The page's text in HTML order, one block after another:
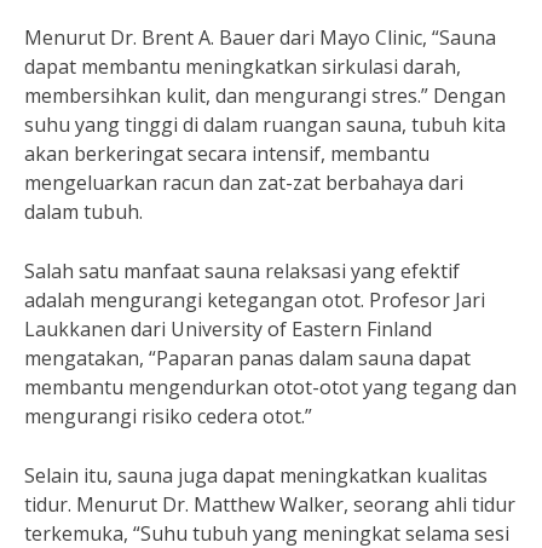
Menurut Dr. Brent A. Bauer dari Mayo Clinic, “Sauna
dapat membantu meningkatkan sirkulasi darah,
membersihkan kulit, dan mengurangi stres.” Dengan
suhu yang tinggi di dalam ruangan sauna, tubuh kita
akan berkeringat secara intensif, membantu
mengeluarkan racun dan zat-zat berbahaya dari
dalam tubuh.
Salah satu manfaat sauna relaksasi yang efektif
adalah mengurangi ketegangan otot. Profesor Jari
Laukkanen dari University of Eastern Finland
mengatakan, “Paparan panas dalam sauna dapat
membantu mengendurkan otot-otot yang tegang dan
mengurangi risiko cedera otot.”
Selain itu, sauna juga dapat meningkatkan kualitas
tidur. Menurut Dr. Matthew Walker, seorang ahli tidur
terkemuka, “Suhu tubuh yang meningkat selama sesi